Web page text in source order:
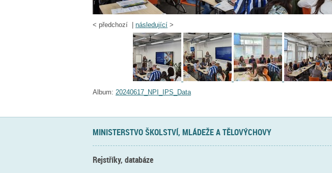
< předchozí | následující >
Album: 20240617_NPI_IPS_Data
MINISTERSTVO ŠKOLSTVÍ, MLÁDEŽE A TĚLOVÝCHOVY
Rejstříky, databáze